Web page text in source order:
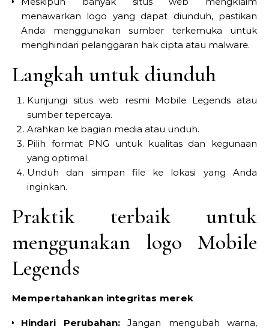
menawarkan logo yang dapat diunduh, pastikan
Anda menggunakan sumber terkemuka untuk
menghindari pelanggaran hak cipta atau malware.
Langkah untuk diunduh
Kunjungi situs web resmi Mobile Legends atau
sumber tepercaya.
Arahkan ke bagian media atau unduh.
Pilih format PNG untuk kualitas dan kegunaan
yang optimal.
Unduh dan simpan file ke lokasi yang Anda
inginkan.
Praktik terbaik untuk
menggunakan logo Mobile
Legends
Mempertahankan integritas merek
Hindari Perubahan:Jangan mengubah warna,